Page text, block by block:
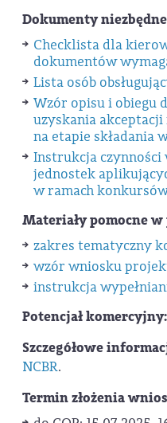
Dokumenty
Checklista dla
dokumentów
Lista osób
Wzór opisu i obiegu
uzyskania
na etapie składania
Instrukcja czynności
jednostek
w ramach
Materiały pomocne
zakres tematyczny
wzór wniosku
instrukcja
Potencjał komercyjny:
Szczegółowe
NCBR.
Termin złożenia